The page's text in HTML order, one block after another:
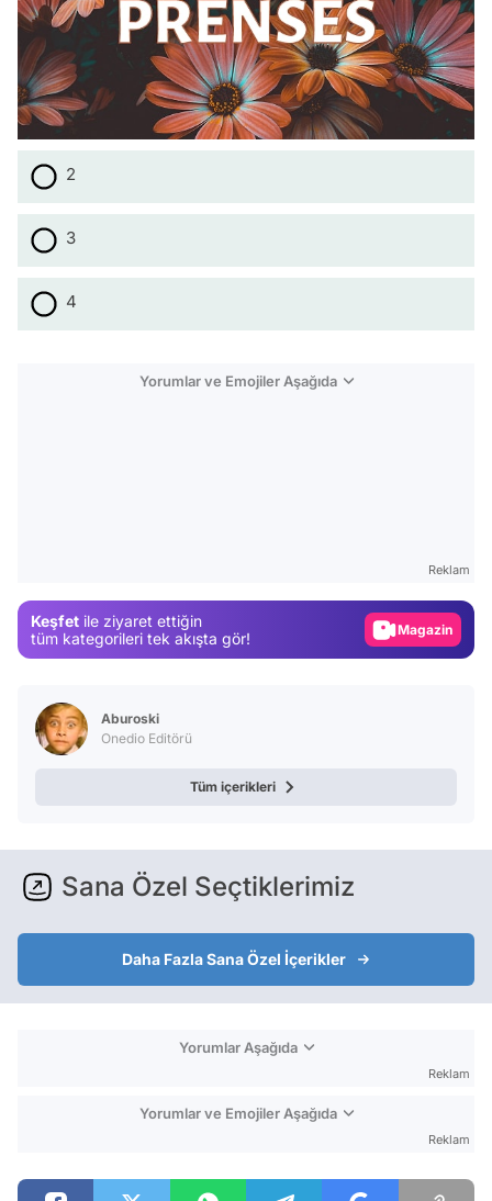
2
3
4
Yorumlar ve Emojiler Aşağıda
Reklam
Keşfet ile ziyaret ettiğin
tüm kategorileri tek akışta gör!
Video
Aburoski
Onedio Editörü
Tüm içerikleri
Sana Özel Seçtiklerimiz
Daha Fazla Sana Özel İçerikler
Yorumlar Aşağıda
Reklam
Yorumlar ve Emojiler Aşağıda
Reklam